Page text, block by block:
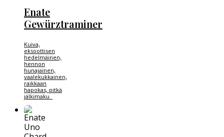
Enate
Gewürztraminer
Kuiva,
eksoottisen
hedelmäinen,
hennon
hunajainen,
vaalekukkainen,
raikkaan
hapokas, pitkä
jälkimaku